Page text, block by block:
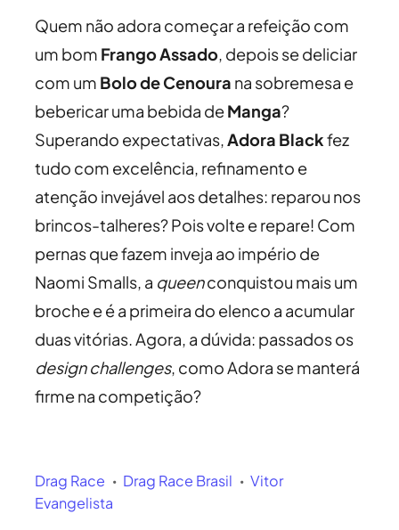
Quem não adora começar a refeição com
um bom Frango Assado, depois se deliciar
com um Bolo de Cenoura na sobremesa e
bebericar uma bebida deManga?
Superando expectativas,Adora Blackfez
tudo com excelência, refinamento e
atenção invejável aos detalhes: reparou nos
brincos-talheres? Pois volte e repare! Com
pernas que fazem inveja ao império de
Naomi Smalls, a queenconquistou mais um
broche e é a primeira do elenco a acumular
duas vitórias. Agora, a dúvida: passados os
design challenges, como Adora se manterá
firme na competição?
Drag Race Drag Race Brasil
Vitor
Evangelista